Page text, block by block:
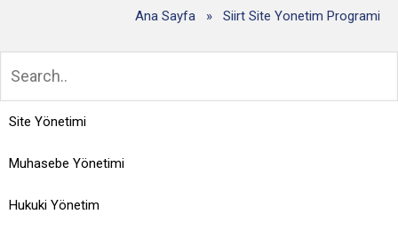
Ana Sayfa » Siirt Site Yonetim Programi
Site Yönetimi
Muhasebe Yönetimi
Hukuki Yönetim